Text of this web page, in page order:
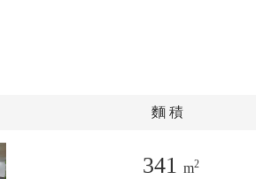
麵 積
341 m2